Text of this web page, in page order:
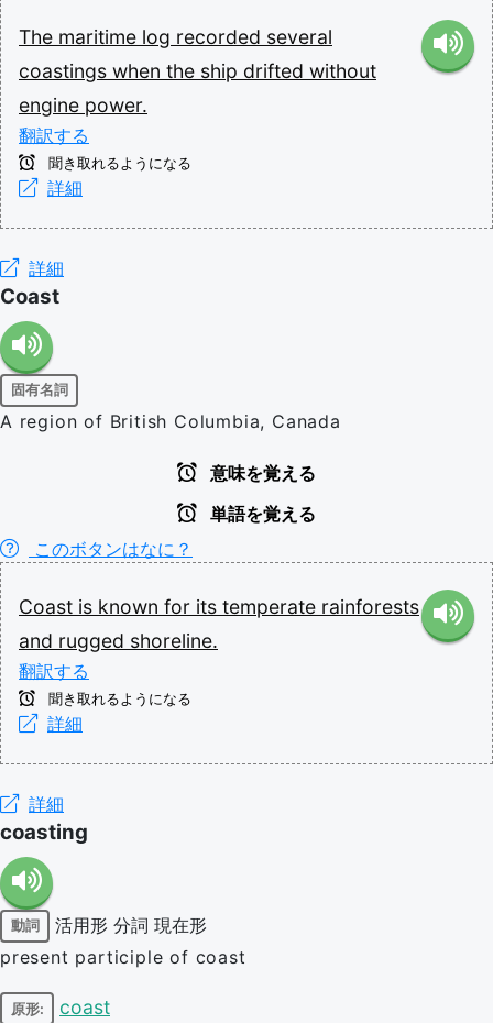
The maritime log recorded several
coastings when the ship drifted without
engine power.
翻訳する
聞き取れるようになる
詳細
詳細
Coast
固有名詞
A region of British Columbia, Canada
意味を覚える
単語を覚える
このボタンはなに？
Coast is known for its temperate rainforests
and rugged shoreline.
翻訳する
聞き取れるようになる
詳細
詳細
coasting
動詞 活用形 分詞 現在形
present participle of coast
原形: coast